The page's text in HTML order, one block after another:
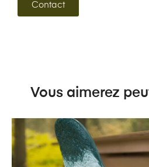
Contact
Vous aimerez